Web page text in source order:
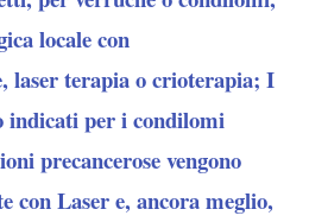
locale con
laser terapia o crioterapia; I
indicati per i condilomi
precancerose vengono
con Laser e, ancora meglio,